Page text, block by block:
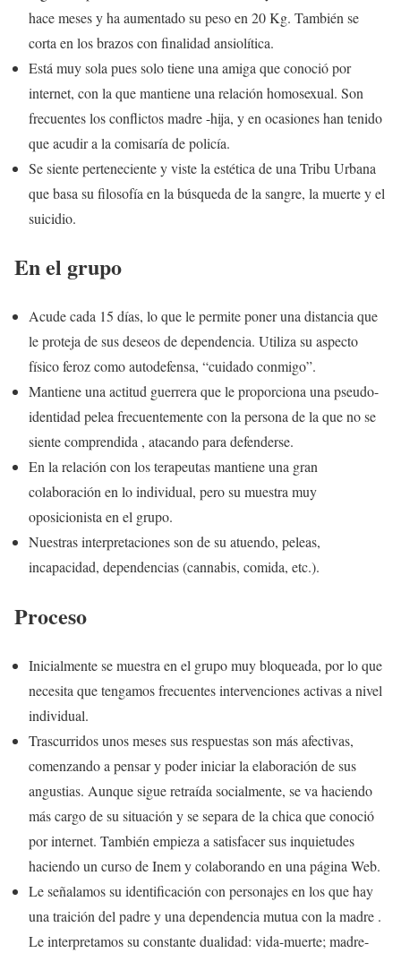
hace meses y ha aumentado su peso en 20 Kg. También se
corta en los brazos con finalidad ansiolítica.
Está muy sola pues solo tiene una amiga que conoció por
internet, con la que mantiene una relación homosexual. Son
frecuentes los conflictos madre -hija, y en ocasiones han tenido
que acudir a la comisaría de policía.
Se siente perteneciente y viste la estética de una Tribu Urbana
que basa su filosofía en la búsqueda de la sangre, la muerte y el
suicidio.
En el grupo
Acude cada 15 días, lo que le permite poner una distancia que
le proteja de sus deseos de dependencia. Utiliza su aspecto
físico feroz como autodefensa, “cuidado conmigo”.
Mantiene una actitud guerrera que le proporciona una pseudo-
identidad pelea frecuentemente con la persona de la que no se
siente comprendida , atacando para defenderse.
En la relación con los terapeutas mantiene una gran
colaboración en lo individual, pero su muestra muy
oposicionista en el grupo.
Nuestras interpretaciones son de su atuendo, peleas,
incapacidad, dependencias (cannabis, comida, etc.).
Proceso
Inicialmente se muestra en el grupo muy bloqueada, por lo que
necesita que tengamos frecuentes intervenciones activas a nivel
individual.
Trascurridos unos meses sus respuestas son más afectivas,
comenzando a pensar y poder iniciar la elaboración de sus
angustias. Aunque sigue retraída socialmente, se va haciendo
más cargo de su situación y se separa de la chica que conoció
por internet. También empieza a satisfacer sus inquietudes
haciendo un curso de Inem y colaborando en una página Web.
Le señalamos su identificación con personajes en los que hay
una traición del padre y una dependencia mutua con la madre .
Le interpretamos su constante dualidad: vida-muerte; madre-